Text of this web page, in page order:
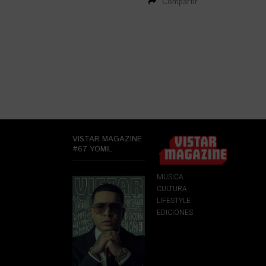
VISTAR MAGAZINE
#67 YOMIL
MÚSICA
CULTURA
LIFESTYLE
EDICIONES